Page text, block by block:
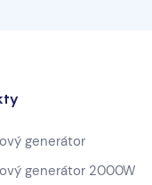
generátor
generátor 2000W